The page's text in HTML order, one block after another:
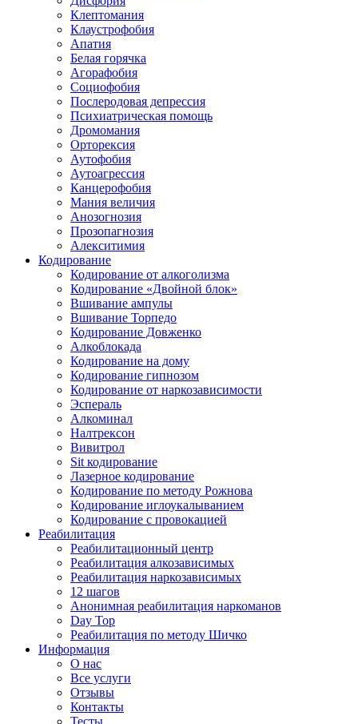
Клептомания
Клаустрофобия
Апатия
Белая горячка
Агорафобия
Социофобия
Послеродовая депрессия
Психиатрическая помощь
Дромомания
Орторексия
Аутофобия
Аутоагрессия
Канцерофобия
Мания величия
Анозогнозия
Прозопагнозия
Алекситимия
Кодирование
Кодирование от алкоголизма
Кодирование «Двойной блок»
Вшивание ампулы
Вшивание Торпедо
Кодирование Довженко
Алкоблокада
Кодирование на дому
Кодирование гипнозом
Кодирование от наркозависимости
Эспераль
Алкоминал
Налтрексон
Вивитрол
Sit кодирование
Лазерное кодирование
Кодирование по методу Рожнова
Кодирование иглоукалыванием
Кодирование с провокацией
Реабилитация
Реабилитационный центр
Реабилитация алкозависимых
Реабилитация наркозависимых
12 шагов
Анонимная реабилитация наркоманов
Day Top
Реабилитация по методу Шичко
Информация
О нас
Все услуги
Отзывы
Контакты
Тесты